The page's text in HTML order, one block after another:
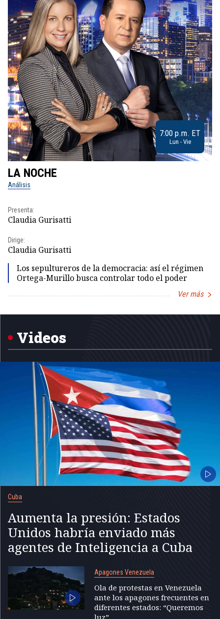
7:00 p.m. ET
Lun - Vie
LA NOCHE
Análisis
Presenta:
Claudia Gurisatti
Dirige:
Claudia Gurisatti
Los sepultureros de la democracia: así el régimen
Ortega-Murillo busca controlar todo el poder
Ver más
1
Videos
Cuba
Aumenta la presión: Estados
Unidos habría enviado más
agentes de Inteligencia a Cuba
Apagones Venezuela
Ola de protestas en Venezuela
ante los apagones frecuentes en
diferentes estados: “Queremos